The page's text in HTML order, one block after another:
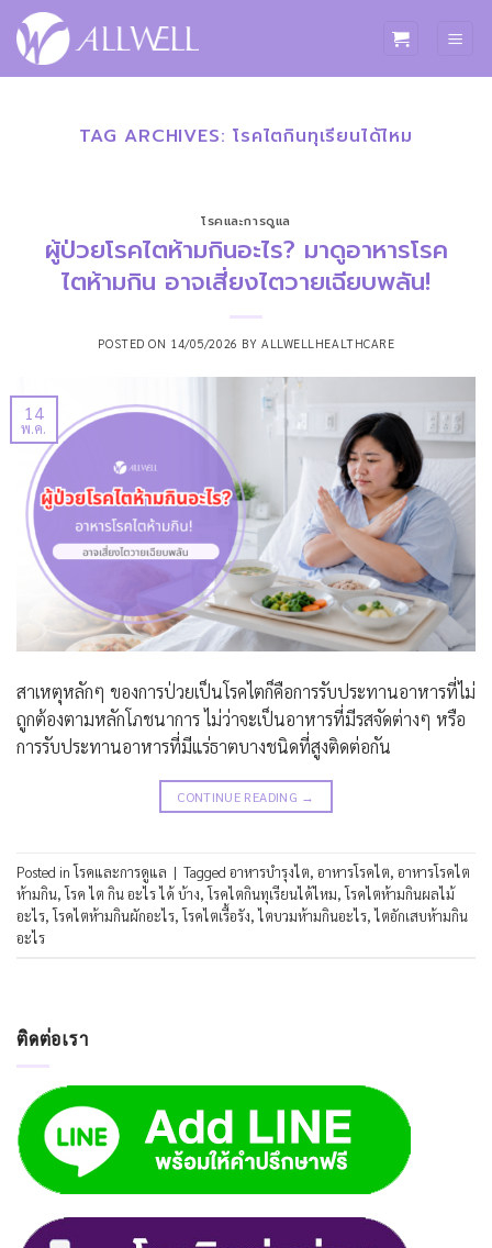
ข้าม
ไป
TAG ARCHIVES:โรคไตกินทุเรียนได้ไหม
โรคและการดูแล
ผู้ป่วยโรคไตห้ามกินอะไร? มาดูอาหารโรค
ไตห้ามกิน อาจเสี่ยงไตวายเฉียบพลัน!
POSTED ON 14/05/2026 BY ALLWELLHEALTHCARE
14
พ.ค.
สาเหตุหลักๆ ของการป่วยเป็นโรคไตก็คือการรับประทานอาหารที่ไม่
ถูกต้องตามหลักโภชนาการ ไม่ว่าจะเป็นอาหารที่มีรสจัดต่างๆ หรือ
การรับประทานอาหารที่มีแร่ธาตบางชนิดที่สูงติดต่อกัน
CONTINUE READING →
Posted inโรคและการดูแล | Tagged อาหารบำรุงไต, อาหารโรคไต, อาหารโรคไต
ห้ามกิน,โรค ไต กิน อะไร ได้ บ้าง,โรคไตกินทุเรียนได้ไหม,โรคไตห้ามกินผลไม้
อะไร,โรคไตห้ามกินผักอะไร,โรคไตเรื้อรัง, ไตบวมห้ามกินอะไร, ไตอักเสบห้ามกิน
อะไร
ติดต่อเรา